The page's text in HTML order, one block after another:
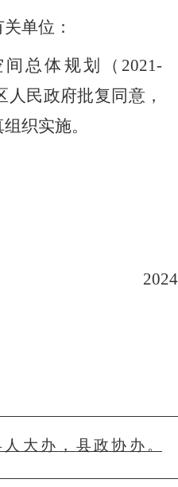
单位：
间总体规划（ 2021-
民政府批复同意，
织实施。
2024
人大办 ， 县政协办。